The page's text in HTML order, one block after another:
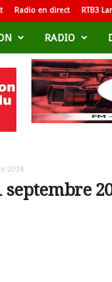
Radio en direct RTB3
RADIO
2024
septembre